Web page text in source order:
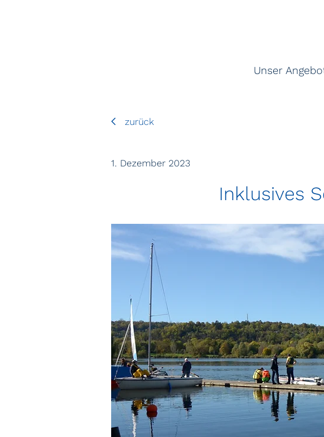
Unser
zurück
1. Dezember 2023
Inklusives